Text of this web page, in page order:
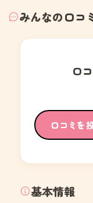
みんなの口コ
口
口コミを
基本情報